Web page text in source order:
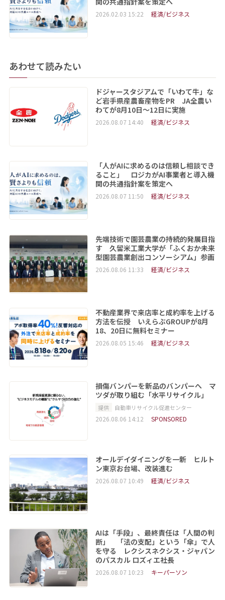
2026.02.03 15:22 経済/ビジネス
あわせて読みたい
ドジャースタジアムで「いわて牛」な
ど岩手県産農畜産物をPR JA全農い
わてが8月10日～12日に実施
2026.08.07 14:40 経済/ビジネス
「人がAIに求めるのは信頼し相談でき
ること」 ロジカがAI事業者と導入機
関の共通指針案を策定へ
2026.08.07 11:50 経済/ビジネス
先端技術で園芸農業の持続的発展目指
す 久留米工業大学が「ふくおか未来
型園芸農業創出コンソーシアム」参画
2026.08.06 11:33 経済/ビジネス
不動産業界で来店率と成約率を上げる
方法を伝授 いえらぶGROUPが8月
18、20日に無料セミナー
2026.08.05 15:46 経済/ビジネス
損傷バンパーを新品のバンパーへ マ
ツダが取り組む「水平リサイクル」
提供 自動車リサイクル促進センター
2026.08.06 14:12 SPONSORED
オールデイダイニングを一新 ヒルト
ン東京お台場、改装進む
2026.08.07 10:49 経済/ビジネス
AIは「手段」、最終責任は「人間の判
断」 「法の支配」という「傘」で人
を守る レクシスネクシス・ジャパン
のパスカル ロズィエ社長
2026.08.07 10:23 キーパーソン